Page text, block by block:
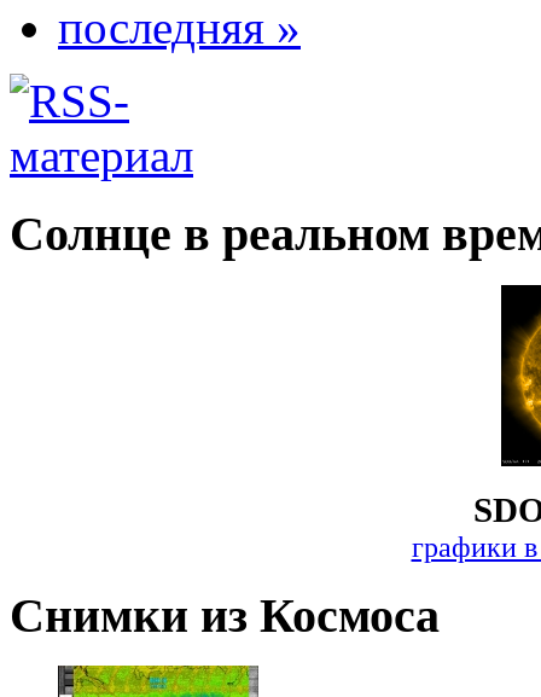
последняя »
Солнце в реальном
графики
Снимки из Космоса